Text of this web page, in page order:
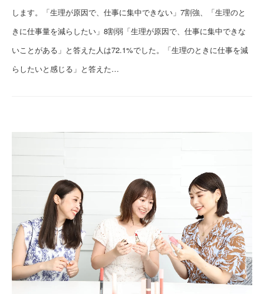
します。「生理が原因で、仕事に集中できない」7割強、「生理のと
きに仕事量を減らしたい」8割弱「生理が原因で、仕事に集中できな
いことがある」と答えた人は72.1%でした。「生理のときに仕事を減
らしたいと感じる」と答えた…